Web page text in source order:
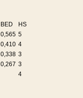
BED
HS
0,565 5
0,410 4
0,338 3
0,267 3
4